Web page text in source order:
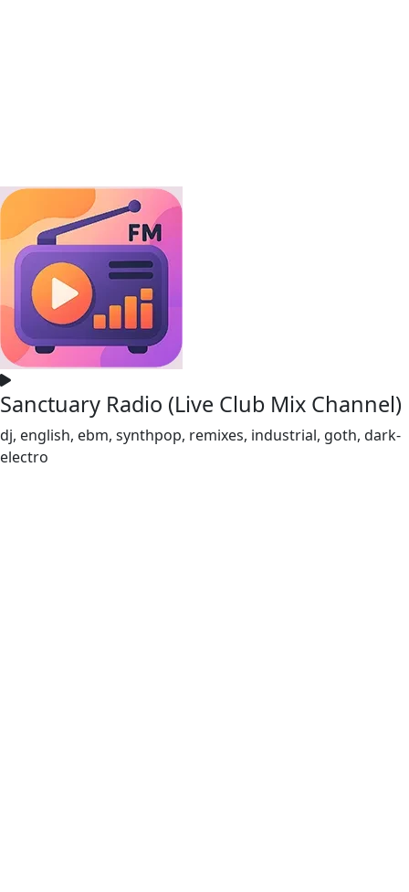
Sanctuary Radio (Live Club Mix Channel)
dj, english, ebm, synthpop, remixes, industrial, goth, dark-
electro